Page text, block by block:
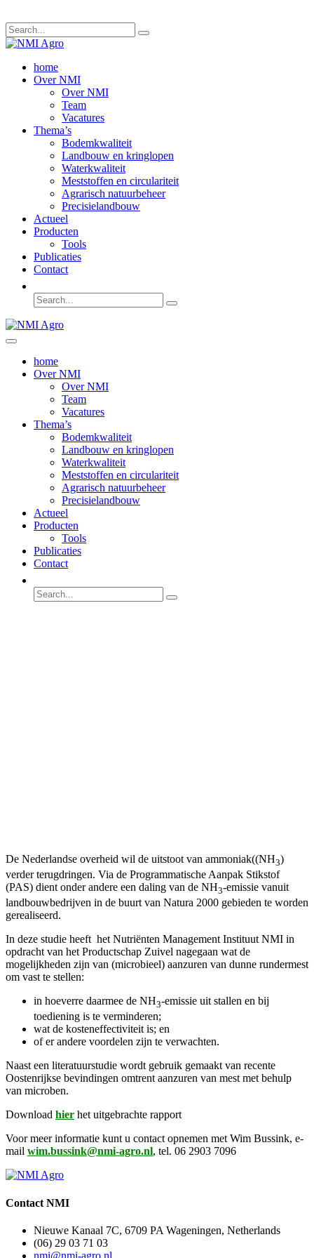
home
Over NMI
Over NMI
Team
Vacatures
Thema’s
Bodemkwaliteit
Landbouw en kringlopen
Waterkwaliteit
Meststoffen en circulariteit
Agrarisch natuurbeheer
Precisielandbouw
Actueel
Producten
Tools
Publicaties
Contact
home
Over NMI
Over NMI
Team
Vacatures
Thema’s
Bodemkwaliteit
Landbouw en kringlopen
Waterkwaliteit
Meststoffen en circulariteit
Agrarisch natuurbeheer
Precisielandbouw
Actueel
Producten
Tools
Publicaties
Contact
De Nederlandse overheid wil de uitstoot van ammoniak((NH3)
verder terugdringen. Via de Programmatische Aanpak Stikstof
(PAS) dient onder andere een daling van de NH3-emissie vanuit
landbouwbedrijven in de buurt van Natura 2000 gebieden te worden
gerealiseerd.
In deze studie heeft het Nutriënten Management Instituut NMI in
opdracht van het Productschap Zuivel nagegaan wat de
mogelijkheden zijn van (microbieel) aanzuren van dunne rundermest
om vast te stellen:
in hoeverre daarmee de NH3-emissie uit stallen en bij
toediening is te verminderen;
wat de kosteneffectiviteit is; en
of er andere voordelen zijn te verwachten.
Naast een literatuurstudie wordt gebruik gemaakt van recente
Oostenrijkse bevindingen omtrent aanzuren van mest met behulp
van microben.
Download hier het uitgebrachte rapport
Voor meer informatie kunt u contact opnemen met Wim Bussink, e-
mail wim.bussink@nmi-agro.nl, tel. 06 2903 7096
Contact NMI
Nieuwe Kanaal 7C, 6709 PA Wageningen, Netherlands
(06) 29 03 71 03
nmi@nmi-agro.nl